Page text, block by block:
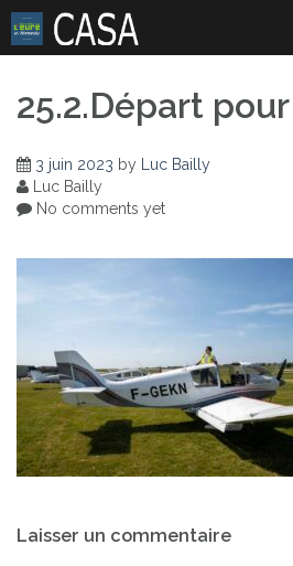
Skip
content
25.2.Départ
3 juin 2023 by Luc Bailly
Luc Bailly
No comments yet
de
Laisser un commentaire